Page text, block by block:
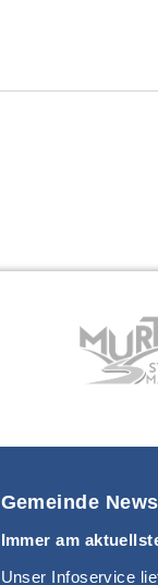
Gemeinde
Immer am
Unser Infoservice